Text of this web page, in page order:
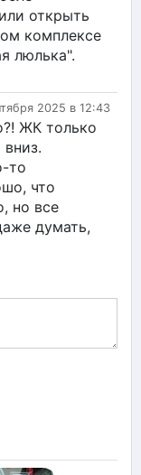
открыть
комплексе
люлька".
2025 в 12:43
ЖК только
то
что
но все
думать,